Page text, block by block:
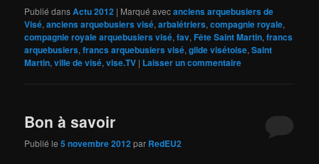
Publié dansActu 2012 | Marqué avecanciens arquebusiers de
Visé,anciens arquebusiers visé,arbalétriers,compagnie royale,
compagnie royale arquebusiers visé,fav,Fête Saint Martin,francs
arquebusiers,francs arquebusiers visé,gilde visétoise,Saint
Martin,ville de visé,vise.TV | Laisser un commentaire
Bon à savoir
Publié le5 novembre 2012par RedEU2